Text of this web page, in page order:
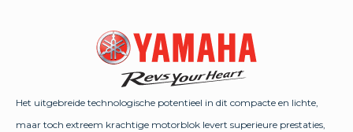
Het uitgebreide technologische potentieel in dit compacte en lichte,
maar toch extreem krachtige motorblok levert superieure prestaties,